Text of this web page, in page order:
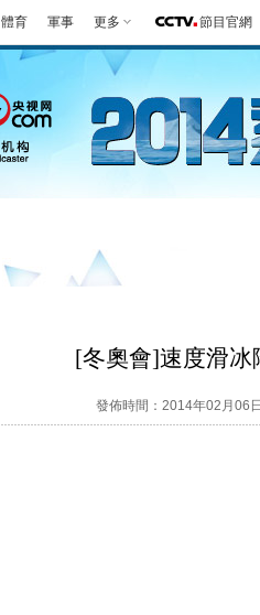
體育 軍事 更多 節目官網
[冬奧會]速度滑冰
發佈時間：2014年02月06